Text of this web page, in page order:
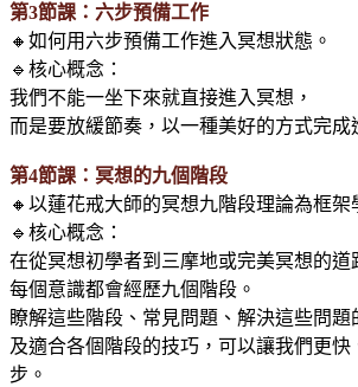
第3節課：六步預備工作
🔸如何用六步預備工作進入冥想狀態。
🔹核心概念：
我們不能一坐下來就直接進入冥想，
而是要放緩節奏，以一種美好的方式完成
第4節課：冥想的九個階段
🔸以蓮花戒大師的冥想九階段理論為框架
🔹核心概念：
在從冥想初學者到三摩地或完美冥想的道
每個意識都會經歷九個階段。
瞭解這些階段、常見問題、解決這些問題
及適合各個階段的技巧，可以讓我們更快
步。